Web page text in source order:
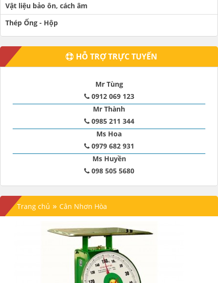
Vật liệu bảo ôn, cách âm
Thép Ống - Hộp
HỖ TRỢ TRỰC TUYẾN
Mr Tùng
0912 069 123
Mr Thành
0985 211 344
Ms Hoa
0979 682 931
Ms Huyền
098 505 5680
Trang chủ » Cân Nhơn Hòa